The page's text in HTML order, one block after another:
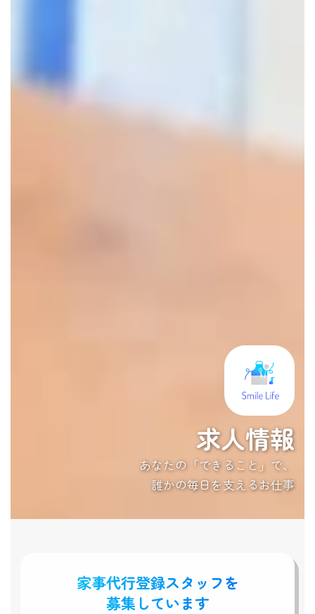
求人情報
あなたの「できること」で、
誰かの毎日を支えるお仕事
家事代行登録スタッフを
募集しています